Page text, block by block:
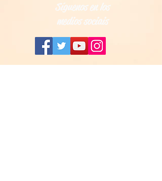
Síguenos en los
medios sociais